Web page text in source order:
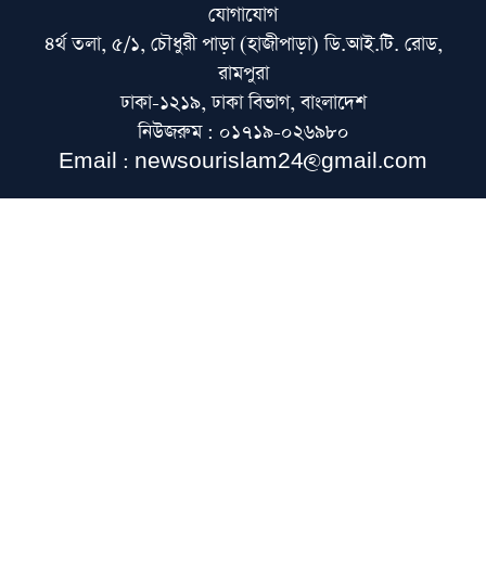
পশ্চিমবঙ্গে ১২৭৯টি মসজিদ থেকে মাইক ও লাউড
স্পিকার অপসারণ
১৫ আগস্টের জাতীয় ওলামা-মাশায়েখ সম্মেলন
যোগাযোগ
৪র্থ তলা, ৫/১, চৌধুরী পাড়া (হাজীপাড়া) ডি.আই.টি. রোড,
রামপুরা
ঢাকা-১২১৯, ঢাকা বিভাগ, বাংলাদেশ
নিউজরুম : ০১৭১৯-০২৬৯৮০
Email : newsourislam24@gmail.com